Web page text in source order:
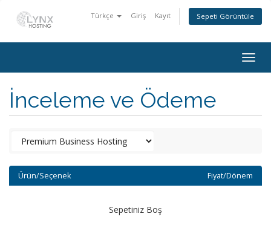
Türkçe Giriş Kayıt Sepeti Görüntüle
İnceleme ve Ödeme
Ürün/Seçenek Fiyat/Dönem
Sepetiniz Boş